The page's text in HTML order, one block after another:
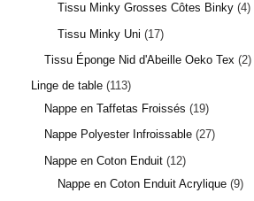
Tissu Minky Grosses Côtes Binky 4
Tissu Minky Uni
17
Tissu Éponge Nid d'Abeille Oeko Tex
2
Linge de table 113
Nappe en Taffetas Froissés
19
Nappe Polyester Infroissable 27
Nappe en Coton Enduit 12
Nappe en Coton Enduit Acrylique 9